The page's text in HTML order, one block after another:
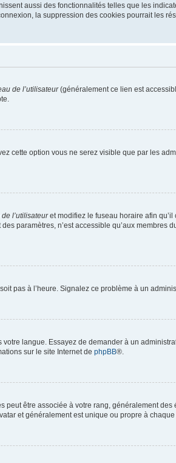
aussi des fonctionnalités telles que les
la suppression des cookies pourrait les
de l’utilisateur(généralement ce lien est
cette option vous ne serez visible que par les
l’utilisateuret modifiez le fuseau horaire afin qu’il
paramètres, n’est accessible qu’aux membres
pas à l’heure. Signalez ce problème à un
langue. Essayez de demander à un
sur le site Internet de phpBB®.
peut être associée à votre rang, généralement
et généralement est unique ou propre à chaque